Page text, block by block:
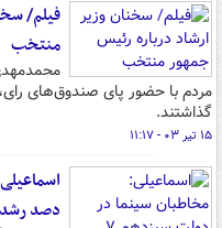
فیلم/
منتخب
مردم با حضور پای صندوق‌های
گذاشتند.
۱۵ تیر ۰۳ - ۱۱:۱۷
دصد